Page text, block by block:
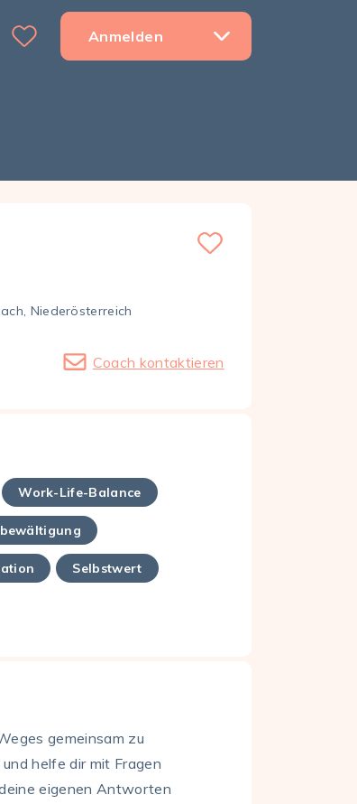
Toggle Dropdown
Favorite Menu Toggle Dropdown
Anmelden
Nieder­österreich
Coach kontaktieren
Work-Life-Balance
Selbstwert
gemeinsam zu
helfe dir mit Fragen
eigenen Antworten